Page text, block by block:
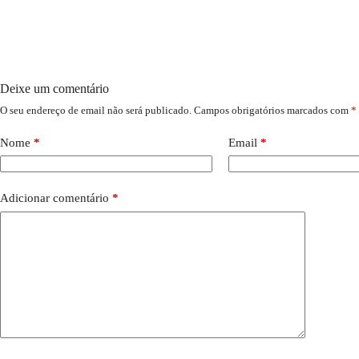
Deixe um comentário
O seu endereço de email não será publicado. Campos obrigatórios marcados com *
Nome * Email *
Adicionar comentário *